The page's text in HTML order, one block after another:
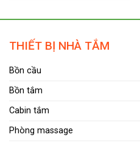
THIẾT BỊ NHÀ TẮM
Bồn cầu
Bồn tắm
Cabin tắm
Phòng massage